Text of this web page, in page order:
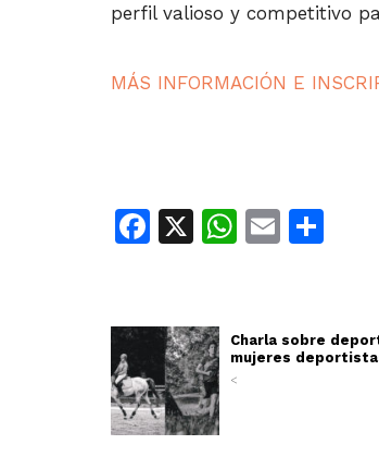
perfil valioso y competitivo
MÁS INFORMACIÓN E
Facebook
X Email
Charla sobre
mujeres
<